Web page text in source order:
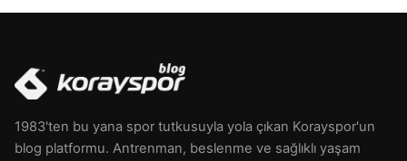
1983'ten bu yana spor tutkusuyla yola çıkan Korayspor'un
blog platformu. Antrenman, beslenme ve sağlıklı yaşam